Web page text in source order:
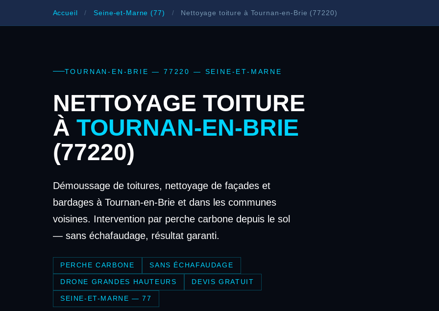
Accueil / Seine-et-Marne (77) / Nettoyage toiture à Tournan-en-Brie (77220)
TOURNAN-EN-BRIE — 77220 — SEINE-ET-MARNE
NETTOYAGE TOITURE
À TOURNAN-EN-BRIE
(77220)
Démoussage de toitures, nettoyage de façades et
bardages à Tournan-en-Brie et dans les communes
voisines. Intervention par perche carbone depuis le sol
— sans échafaudage, résultat garanti.
PERCHE CARBONE SANS ÉCHAFAUDAGE
DRONE GRANDES HAUTEURS DEVIS GRATUIT
SEINE-ET-MARNE — 77